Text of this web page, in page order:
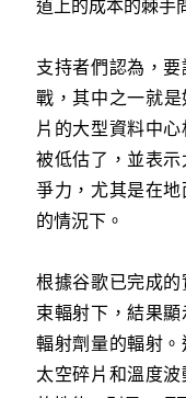
道上的成本的棘手
支持者們認為，
戰，其中之一就
片的大型資料中
被低估了，並表
爭力，尤其是在
的情況下。
根據谷歌已完成
束輻射下，結果
輻射劑量的輻射。
太空碎片和溫度